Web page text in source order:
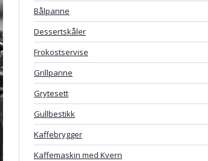
Bålpanne
Dessertskåler
Frokostservise
Grillpanne
Grytesett
Gullbestikk
Kaffebrygger
Kaffemaskin med Kvern